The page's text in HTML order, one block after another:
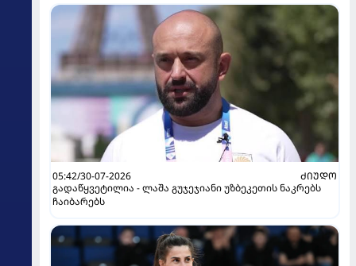
05:42/30-07-2026
ᲫᲘᲣᲓᲝ
გადაწყვეტილია - ლაშა გუჯეჯიანი უზბეკეთის ნაკრებს
ჩაიბარებს